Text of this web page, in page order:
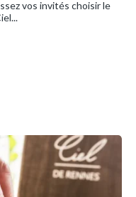
vos invités choisir le